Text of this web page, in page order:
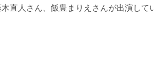
直人さん、飯豊まりえさんが出演し